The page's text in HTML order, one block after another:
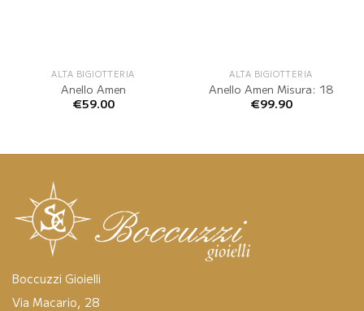
ALTA BIGIOTTERIA
Anello Amen
€59.00
ALTA BIGIOTTERIA
Anello Amen Misura: 18
€99.90
Boccuzzi Gioielli
Via Macario, 28